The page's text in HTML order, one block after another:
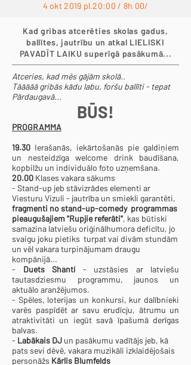
Atceries, kad mēs gājām skolā..
Tāāāāā gribās kādu labu, foršu ballīti - tepat
Pārdaugavā...
BŪS!
PROGRAMMA
19.30 Ierašanās, iekārtošanās pie galdiņiem
un nesteidzīga welcome drink baudīšana,
kopbilžu un individuālo foto uzņemšana.
20.00 Klases vakara sākums
- Stand-up jeb stāvizrādes elementi ar
Viesturu Vizuli - jautrība un smiekli garantēti,
fragmenti no stand-up-comedy programmas
pieaugušajiem "Rupjie referāti", kas būtiski
samazina latviešu oriģinālhumora deficītu, jo
svaigu joku pietiks turpat vai divām stundām
un vēl vakara turpinājumam draugu
kompānijā...
- Duets Shantí - uzstāsies ar latviešu
tautasdziesmu programmu, jaunos un
aktuālo aranžējumos.
- Spēles, loterijas un konkursi, kur dalībnieki
varēs paspīdēt ar savu erudīcju, ātrumu un
atraktivitāti un iegūt savā īpašumā derīgas
balvas.
- Labākais DJ un pasākumu vadītājs jeb, kā
pats sevi dēvē, vakara muzikāli izklaidējošais
personāžs Kārlis Blumfelds
Kad gribas atcerēties skolas gadus,
ballītes, jautrību un atkal LIELISKI
PAVADĪT LAIKU superīgā pasākumā...
4 okt 2019 pl.20:00 / 8h 00/